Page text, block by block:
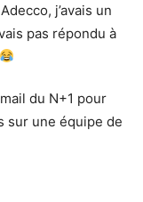
j’avais un
pas répondu à
du N+1 pour
sur une équipe de